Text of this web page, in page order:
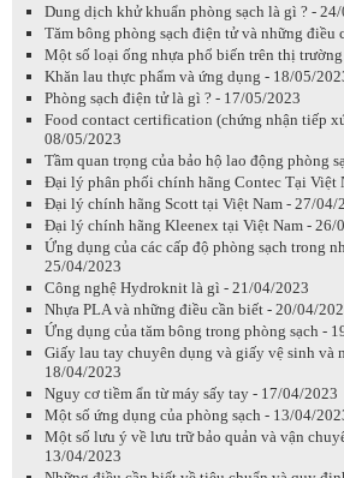
Dung dịch khử khuẩn phòng sạch là gì ? -
Tăm bông phòng sạch điện tử và những điều
Một số loại ống nhựa phổ biến trên thị
Khăn lau thực phẩm và ứng dụng - 18/05/
Phòng sạch điện tử là gì ? - 17/05/2023
Food contact certification (chứng nhận tiếp
08/05/2023
Tầm quan trọng của bảo hộ lao động phòng
Đại lý phân phối chính hãng Contec Tại Việt
Đại lý chính hãng Scott tại Việt Nam - 27/04/
Đại lý chính hãng Kleenex tại Việt Nam - 26/
Ứng dụng của các cấp độ phòng sạch trong
25/04/2023
Công nghệ Hydroknit là gì - 21/04/2023
Nhựa PLA và những điều cần biết - 20/04/
Ứng dụng của tăm bông trong phòng sạch -
Giấy lau tay chuyên dụng và giấy vệ sinh và
18/04/2023
Nguy cơ tiềm ẩn từ máy sấy tay - 17/04/2023
Một số ứng dụng của phòng sạch - 13/04/
Một số lưu ý về lưu trữ bảo quản và vận
13/04/2023